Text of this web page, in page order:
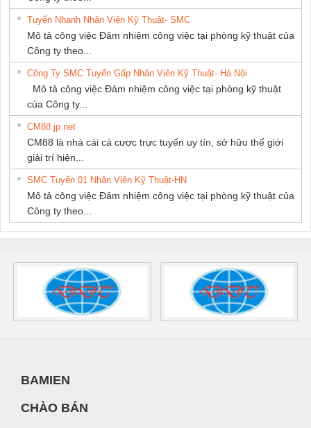
Tuyển Nhanh Nhân Viên Kỹ Thuật- SMC
Mô tả công việc Đảm nhiệm công việc tại phòng kỹ thuật của
Công ty theo...
Công Ty SMC Tuyển Gấp Nhân Viên Kỹ Thuật- Hà Nội
Mô tả công việc Đảm nhiệm công việc tại phòng kỹ thuật
của Công ty...
CM88 jp net
CM88 là nhà cái cá cược trực tuyến uy tín, sở hữu thế giới
giải trí hiện...
SMC Tuyển 01 Nhân Viên Kỹ Thuật-HN
Mô tả công việc Đảm nhiệm công việc tại phòng kỹ thuật của
Công ty theo...
BAMIEN
CHÀO BÁN